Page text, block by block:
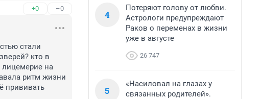
+0 –0
стали
кто в
на
ритм жизни
прививать
4
Потеряют голову от любви.
Астрологи предупреждают
Раков о переменах в жизни
уже в августе
26 747
5
«Насиловал на глазах у
связанных родителей».